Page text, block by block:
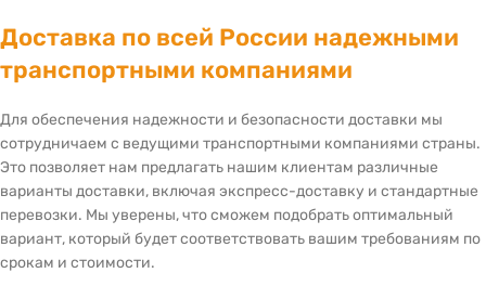
Доставка по всей России надежными
транспортными компаниями
Для обеспечения надежности и безопасности доставки мы
сотрудничаем с ведущими транспортными компаниями страны.
Это позволяет нам предлагать нашим клиентам различные
варианты доставки, включая экспресс-доставку и стандартные
перевозки. Мы уверены, что сможем подобрать оптимальный
вариант, который будет соответствовать вашим требованиям по
срокам и стоимости.